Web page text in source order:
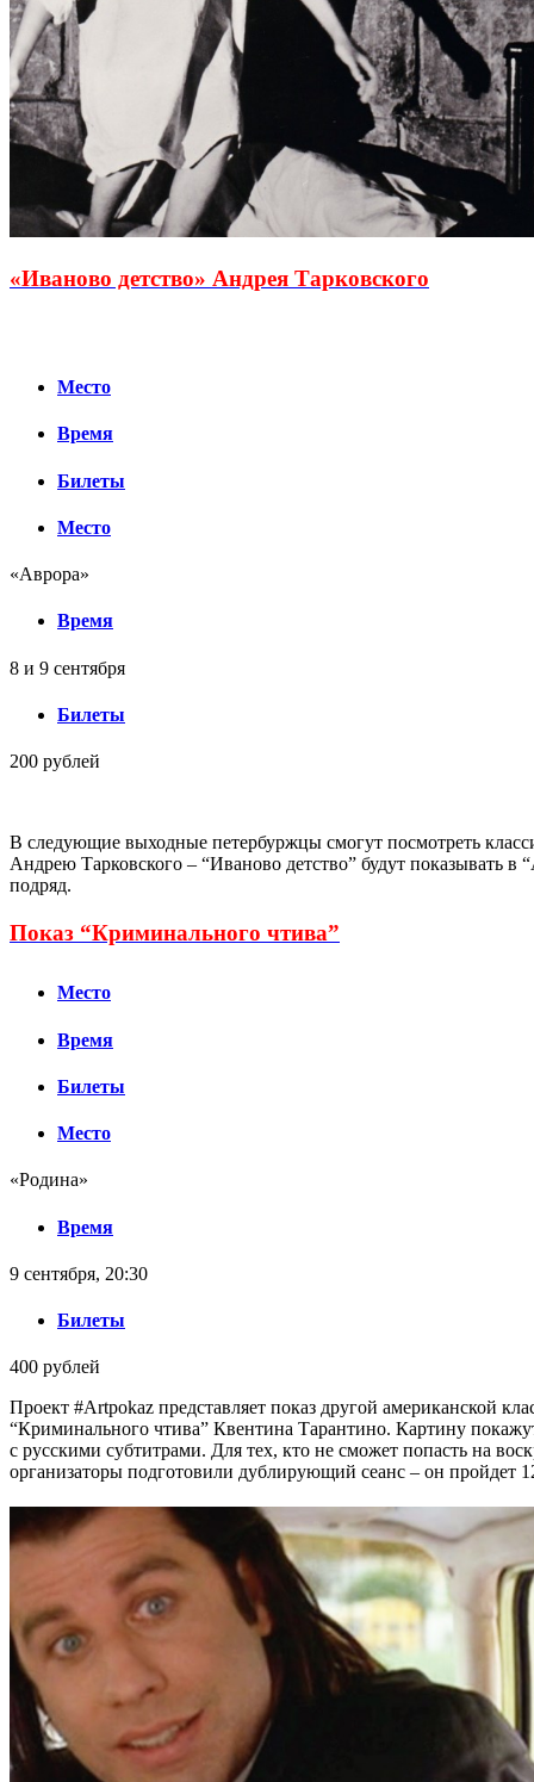
«Иваново детство» Андрея Тарковского
Место
Время
Билеты
Место
«Аврора»
Время
8 и 9 сентября
Билеты
200 рублей
В следующие выходные петербуржцы смогут посмотреть
Андрею Тарковского – “Иваново детство” будут показывать в
подряд.
Показ “Криминального чтива”
Место
Время
Билеты
Место
«Родина»
Время
9 сентября, 20:30
Билеты
400 рублей
Проект #Artpokaz представляет показ другой американской
“Криминального чтива” Квентина Тарантино. Картину
с русскими субтитрами. Для тех, кто не сможет попасть на
организаторы подготовили дублирующий сеанс – он пройдет